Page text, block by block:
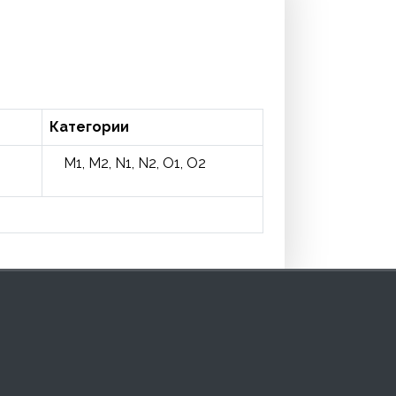
Категории
M1, M2, N1, N2, O1, O2